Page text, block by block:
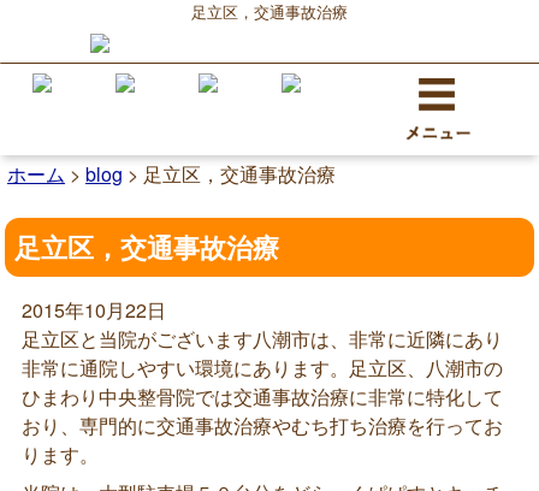
足立区，交通事故治療
ホーム > blog > 足立区，交通事故治療
足立区，交通事故治療
2015年10月22日
足立区と当院がございます八潮市は、非常に近隣にあり
非常に通院しやすい環境にあります。足立区、八潮市の
ひまわり中央整骨院では交通事故治療に非常に特化して
おり、専門的に交通事故治療やむち打ち治療を行ってお
ります。